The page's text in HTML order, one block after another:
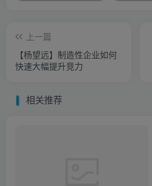
上一篇
【杨望远】制造性企业如何
快速大幅提升竞力
相关推荐